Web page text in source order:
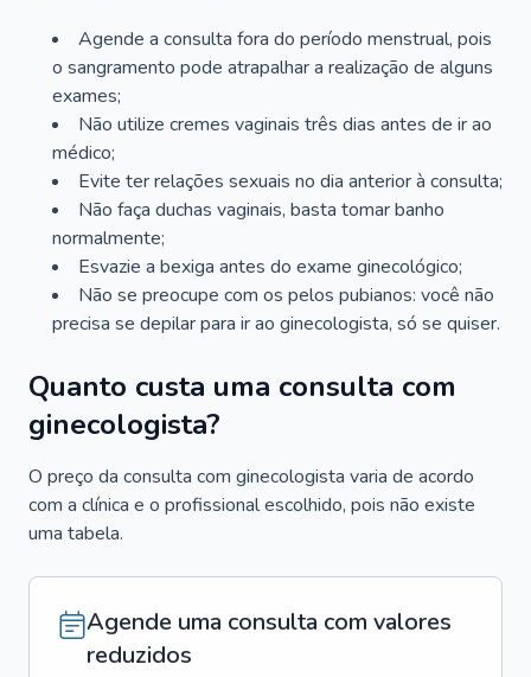
Agende a consulta fora do período menstrual, pois
o sangramento pode atrapalhar a realização de alguns
exames;
Não utilize cremes vaginais três dias antes de ir ao
médico;
Evite ter relações sexuais no dia anterior à consulta;
Não faça duchas vaginais, basta tomar banho
normalmente;
Esvazie a bexiga antes do exame ginecológico;
Não se preocupe com os pelos pubianos: você não
precisa se depilar para ir ao ginecologista, só se quiser.
Quanto custa uma consulta com
ginecologista?
O preço da consulta com ginecologista varia de acordo
com a clínica e o profissional escolhido, pois não existe
uma tabela.
Agende uma consulta com valores
reduzidos